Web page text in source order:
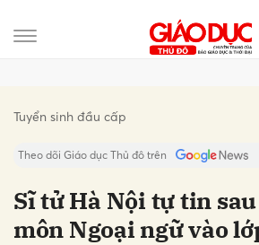
Tuyển sinh đầu cấp
Theo dõi Giáo dục Thủ đô trên
Sĩ tử Hà Nội tự tin
môn Ngoại ngữ vào